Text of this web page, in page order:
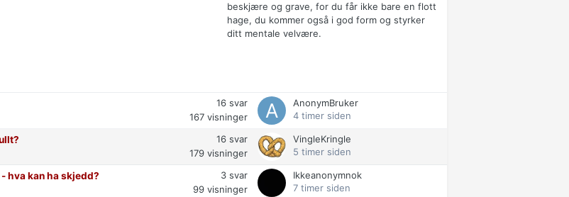
beskjære og grave, for du får ikke bare en flott
hage, du kommer også i god form og styrker
ditt mentale velvære.
16 svar
167 visninger
AnonymBruker
4 timer siden
16 svar
179 visninger
VingleKringle
5 timer siden
hva kan ha skjedd?
3 svar
99 visninger
Ikkeanonymnok
7 timer siden